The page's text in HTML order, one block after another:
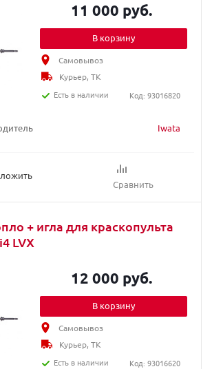
Iwata
Сравнить
11 000 руб.
В корзину
Самовывоз
Курьер, ТК
Есть в наличии
Код: 93016820
+ игла для краскопультa
LVX
12 000 руб.
В корзину
Самовывоз
Курьер, ТК
Есть в наличии
Код: 93016620